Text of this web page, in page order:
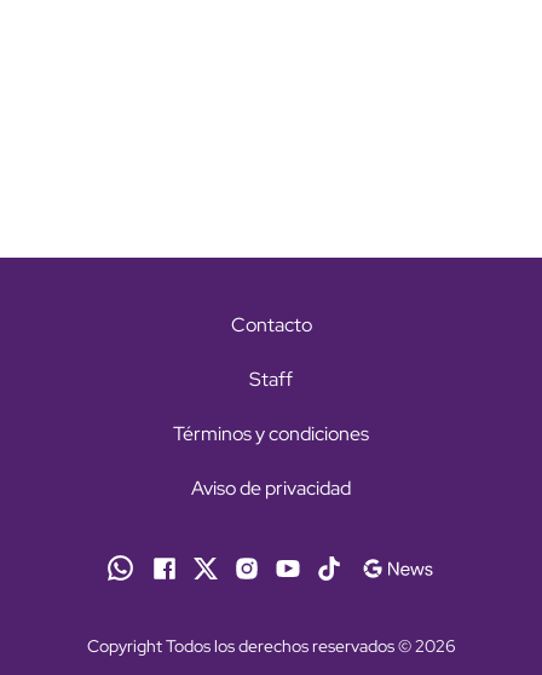
Contacto
Staff
Términos y condiciones
Aviso de privacidad
Copyright Todos los derechos reservados © 2026